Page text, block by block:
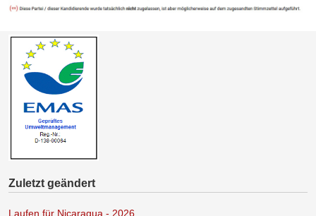
Zuletzt geändert
Laufen für Nicaragua - 2026